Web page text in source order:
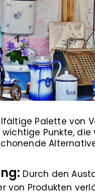
Palette von
Punkte,
Durch den
von Produkten